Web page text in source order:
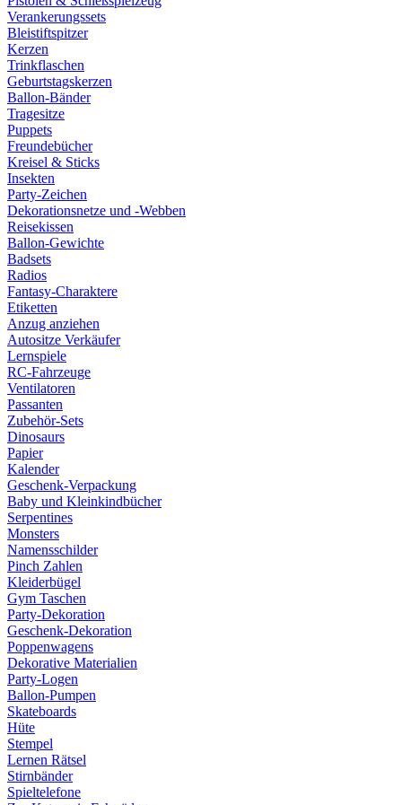
Verankerungssets
Bleistiftspitzer
Kerzen
Trinkflaschen
Geburtstagskerzen
Ballon-Bänder
Tragesitze
Puppets
Freundebücher
Kreisel & Sticks
Insekten
Party-Zeichen
Dekorationsnetze und -Webben
Reisekissen
Ballon-Gewichte
Badsets
Radios
Fantasy-Charaktere
Etiketten
Anzug anziehen
Autositze Verkäufer
Lernspiele
RC-Fahrzeuge
Ventilatoren
Passanten
Zubehör-Sets
Dinosaurs
Papier
Kalender
Geschenk-Verpackung
Baby und Kleinkindbücher
Serpentines
Monsters
Namensschilder
Pinch Zahlen
Kleiderbügel
Gym Taschen
Party-Dekoration
Geschenk-Dekoration
Poppenwagens
Dekorative Materialien
Party-Logen
Ballon-Pumpen
Skateboards
Hüte
Stempel
Lernen Rätsel
Stirnbänder
Spieltelefone